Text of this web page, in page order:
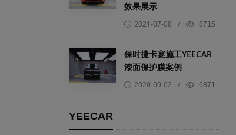
效果展示
2021-07-08 / 8715
保时捷卡宴施工YEECAR
漆面保护膜案例
2020-09-02 / 6871
YEECAR